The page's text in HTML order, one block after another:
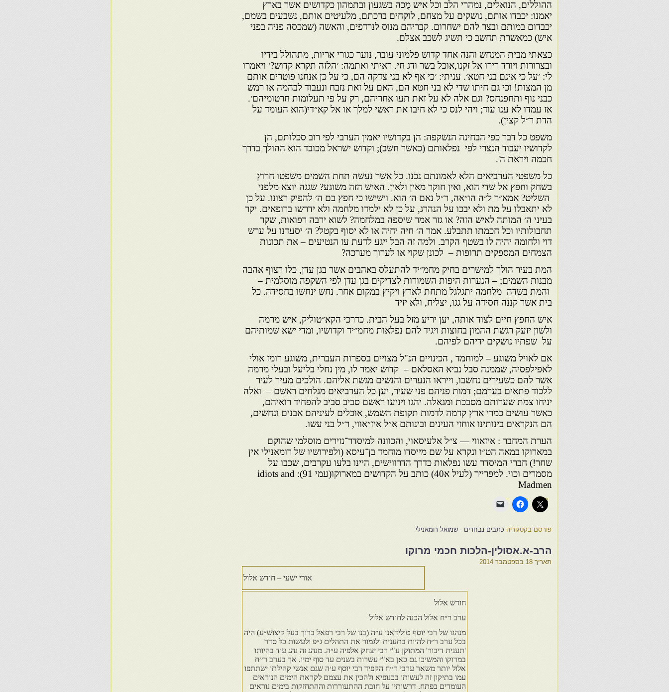
ההוללים, הנואלים, נמהרי הלב וכל איש מֻכה בשגעון ובתמהון כקדושים אשר בארץ
יאמנו: יכבדו אותם, נושקים על מצחם, לוקחים ברכתם, מלעיטים אותם, נשבעים בשמם,
יכבדום במותם ובצר להם ישחרום. קבריהם מנוס לנרדפים, והאשה (שמכסה פניה בפני
איש) כמאשרת תחשב כי תשיג לשכב אצלם.
כצאתי מבית המנחש והנה אחד קדוש פלמוני עובר, נוער כגורי אריות, מתהולל בידיו
ובצרורות ויורד רירו אל זקנו,אוכל בשר ודג חי. ראיתי ואתמה: ׳הלזה תקרא קדוש?׳ ויאמרו
לי: ׳על כי אינם בני חטא׳. עניתי: ׳כי אף לא בני צדקה הם, כי על כן אנחנו פוטרים אותם
מן המצות! וכי גם חיתו שדי לא בני חטא הם, האם על זאת נזבח ונעבוד לבהמה או רמש
כבני נוף ותחפנחס? וגם אלה לא על זאת תעו אחריהם, רק על פי תעלומות חרטומיהם׳.
אז עמדו לא ענו עוד; ויהי לנס כי לא חיבו את ראשי למלך או אל קא״די(הוא העומד על
הדת ר״ל קצין).
משפט כל דבר כפי הבחינה הנשקפה: הן בקדושיו יאמין הערבי לפי רוב סכלותם, הן
לקדושיו יעבוד הנצרי לפי נפלאותם (כאשר חשב); וקדוש ישראל מכובד הוא ההולך בדרך
חכמה ויראת ה'.
כל משפטי הערביאים הלא לאמונתם נכֹנו. כל אשר נעשה תחת השמים משפטו חרוץ
בשחק וחפץ אל שדי הוא, ואין חוקר מאין ולאין. האיש הזה משוגע? שגגה יוצא מלפני
השליט? אמא״ר ל״ה הו״אה, ר״ל נאם ה׳ הוא. וישישו כי חפץ בם ה׳ להפיק רצונו. על כן
לא יתאבלו על מת ולא יבכו על הנהרג, על כן לא ילמדו מלחמה ולא ידרשו ברופאים. יקר
בעיני ה׳ המותה לאיש הזה? או גזר אמר שיספה במלחמה? לשוא ירבה רפואות, שקר
תחבולותיו וכל חכמתו תתבלע. אמר ה׳ חיה יחיה או לא יסוף בקטל? ה׳ יסעדנו על ערש
דוי ולחומה יהיה לו בשטף הקרב. ולמה זה הבל ייגע לדעת עז הנטיעים – את תכונות
הצמחים המספקים תרופות – לכונן שקוי או לערוך מערכה?
המת בעיר הולך למישרים בחיק מחמ״יד להתעלס באהבים אשר בגן עדן, כלו רצוף אהבה
מבנות השמים; – הנערות היפות השמורות לצדיקים בגן עדן לפי השקפה מוסלמית –
והמת בשדה מלחמה יתגלגל מתחת לארץ ויקיץ במקום אחר. נחש ינחשו בחסידה. כל
בית אשר קננה חסידה על גגו, יצליח, ולא יזיד
איש החפץ חיים לצוד אותה, יען יריע מזל בעל הבית. כדרכי הקא״טוליק, איש מרמה
ולשון יזעק רגשת ההמון בחוצות ויגיד להם נפלאות מחמ״יד וקדושיו, ומדי ישא שמותיהם
על שפתיו נושקים ידיהם לפיהם.
אם לאויל משוגע – למוחמד , הכינויים הנ"ל מצויים בספרות העברית, משוגע רומז אולי
לאפילפסיה, שממנה סבל נביא האסלאם – קדוש יאמר לו, מין נחלי בליעל ובעלי מרמה
אשר להם כשעירים נחשבו, וייראו הנערים והנשים מגשת אליהם. הולכים מעיר לעיר
ללכוד פתאים בערמם; דמות פניהם פני שעיר, יען כל הערביאים מגלחים ראשם – ואלה
יניחו צמת שערותם מסבכת ומגאלה. יהגו ויניעו ראשם סביב סביב להפחיד רואיהם,
כאשר עושים כמרי ארץ קדמה לדמות תקופת השמש, אוכלים לעיניהם אבנים ונחשים,
הם הנקראים בינותינו אוחזי העינים ובינותם א״ל איז״אווי, ר״ל בני עשו.
הערת המחבר : איזאווי — צ״ל אלעיסאוי, והכוונה למיסדר־נזירים מוסלמי שהוקם
במארוקו במאה הט״ו ונקרא על שם מייסדו מוחמד בן־עיסא (ולפירושיו של רומאנילי אין
שחר!) חברי המיסדר עשו נפלאות כדרך הדרווישים, היינו בלעו עקרבים, שכבו על
מסמרים וכוי. למפרייר (לעיל א40) כותב על הקדושים במארוקו(עמי 91): idiots and
Madmen
פורסם בקטגוריה כתבים נבחרים - שמואל רומאנילי
הרב-א.אסולין-הלכות חכמי מרוקו
תאריך 18 בספטמבר 2014
אורי ישעי – חודש אלול
חודש אלול
ערב ר״ח אלול הכנה לחודש אלול
מנהגו של רבי יוסף טולידאנו ע״ה (בנו של רבי רפאל ברוך בעל קיצוש״ע) היה
בכל ערב ר״ח להיות בתענית ולגמור את התהלים ג״פ ולעשות כל סדר
'תענית דיבור' המתוקן ע"י רבי יצחק אלפיה ע״ה. מנהג זה נהג עוד בהיותו
במרוקו והמשיכו גם כאן בא"י עשרות בשנים עד סוף ימיו. אך בערב ר׳׳ח
אלול יותר משאר ערבי ר׳׳ח הקפיד רבי יוסף ע׳ה שגם אנשי קהילתו ישתתפו
עמו בתיקון זה לעשותו בכנופיא ולהכין את עצמם לקראת הימים הנוראים
העומדים בפתח. דרשותיו על חובת ההתעוררות וההתחזקות בימים נוראים